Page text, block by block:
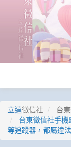
立達徵信社
台
台東徵信社手機
等追蹤器，都屬違